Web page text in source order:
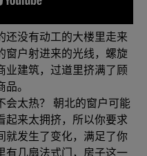
还没有动工的大楼里走来
窗户射进来的光线，螺旋
业建筑，过道里挤满了顾
。
会太热？ 朝北的窗户可能
起来太拥挤，所以你要求
就发生了变化，满足了你
有几扇法式门，房子这一